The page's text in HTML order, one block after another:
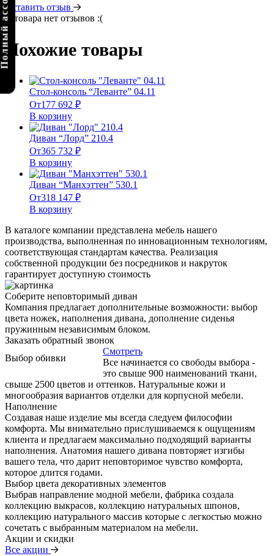
Оставить отзыв
У товара нет отзывов :(
Похожие товары
Стол-консоль “Леванте” 04.11
От177 692 ₽
В корзину
Диван “Лорд” 210.4
От365 732 ₽
В корзину
Диван “Манхэттен” 530.1
От318 147 ₽
В корзину
В каталоге компании представлена мебель нашего
производства, выполненная по инновационным технологиям,
соответствующая стандартам качества. Реализация
собственной продукции без посредников и накруток
гарантирует доступную стоимость
Соберите неповторимый диван
Компания предлагает дополнительные возможности: выбор
цвета ножек, наполнения дивана, дополнение сиденья
пружинным независимым блоком.
Заказать обратный звонок
Выбор обивки
Смотреть
Все начинается со свободы выбора -
это свыше 900 наименований ткани,
свыше 2500 цветов и оттенков. Натуральные кожи и
многообразия вариантов отделки для корпусной мебели.
Наполнение
Создавая наше изделие мы всегда следуем философии
комфорта. Мы внимательно прислушиваемся к ощущениям
клиента и предлагаем максимально подходящий варианты
наполнения. Анатомия нашего дивана повторяет изгибы
вашего тела, что дарит неповторимое чувство комфорта,
которое длится годами.
Выбор цвета декоративных элементов
Выбрав направление модной мебели, фабрика создала
коллекцию выкрасов, коллекцию натуральных шпонов,
коллекцию натурального массив которые с легкостью можно
сочетать с выбранным материалом на мебели.
Акции и скидки
Все акции